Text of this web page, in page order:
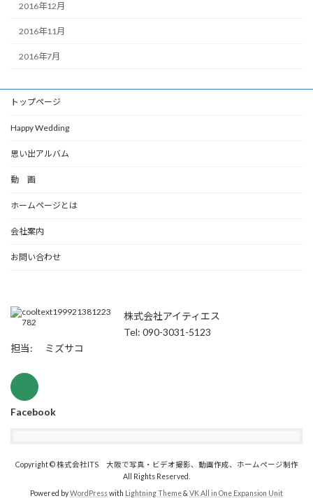
2016年12月
2016年11月
2016年7月
トップページ
Happy Wedding
思い出アルバム
動 画
ホームページとは
会社案内
お問い合わせ
株式会社アイティエス
Tel: 090-3031-5123
担当: ミズサコ
Facebook
Copyright © 株式会社ITS 大阪で写真・ビデオ撮影、動画作成、ホームページ制作
All Rights Reserved.
Powered byWordPresswith Lightning Theme& VK All in One Expansion Unit